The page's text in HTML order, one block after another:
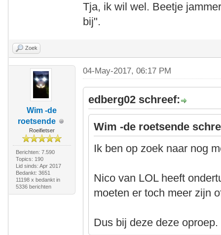
Tja, ik wil wel. Beetje
bij".
Zoek
Wim -de
roetsende
Roeifietser
Berichten: 7.590
Topics: 190
Lid sinds: Apr 2017
Bedankt: 3651
11198 x bedankt in
5336 berichten
04-May-2017, 06:17 PM
edberg02 schreef:
Wim -de roetsende
Ik ben op zoek naar nog
Nico van LOL heeft
moeten er toch meer zijn
Dus bij deze deze oproep.